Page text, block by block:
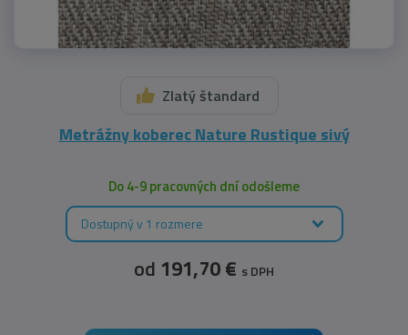
Zlatý štandard
Metrážny koberec Nature Rustique sivý
Do 4-9 pracovných dní odošleme
Dostupný v 1 rozmere
od 191,70 € s DPH